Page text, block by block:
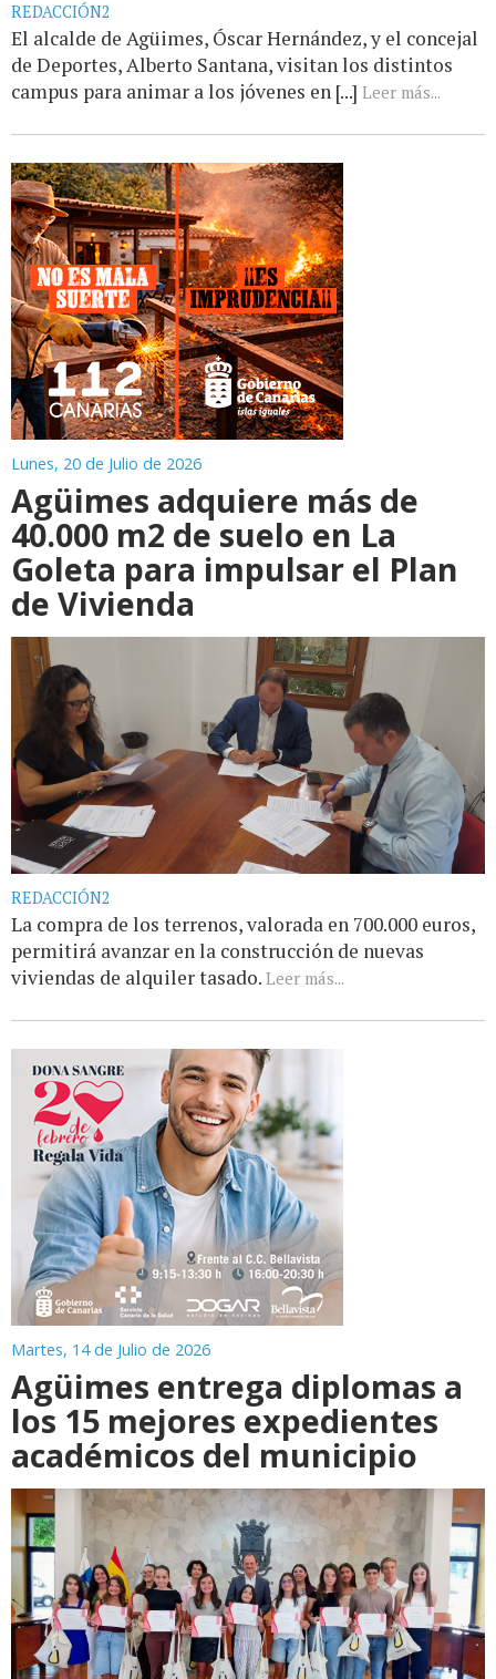
REDACCIÓN2
El alcalde de Agüimes, Óscar Hernández, y el concejal
de Deportes, Alberto Santana, visitan los distintos
campus para animar a los jóvenes en [...] Leer más...
Lunes, 20 de Julio de 2026
Agüimes adquiere más de
40.000 m2 de suelo en La
Goleta para impulsar el Plan
de Vivienda
REDACCIÓN2
La compra de los terrenos, valorada en 700.000 euros,
permitirá avanzar en la construcción de nuevas
viviendas de alquiler tasado. Leer más...
Martes, 14 de Julio de 2026
Agüimes entrega diplomas a
los 15 mejores expedientes
académicos del municipio